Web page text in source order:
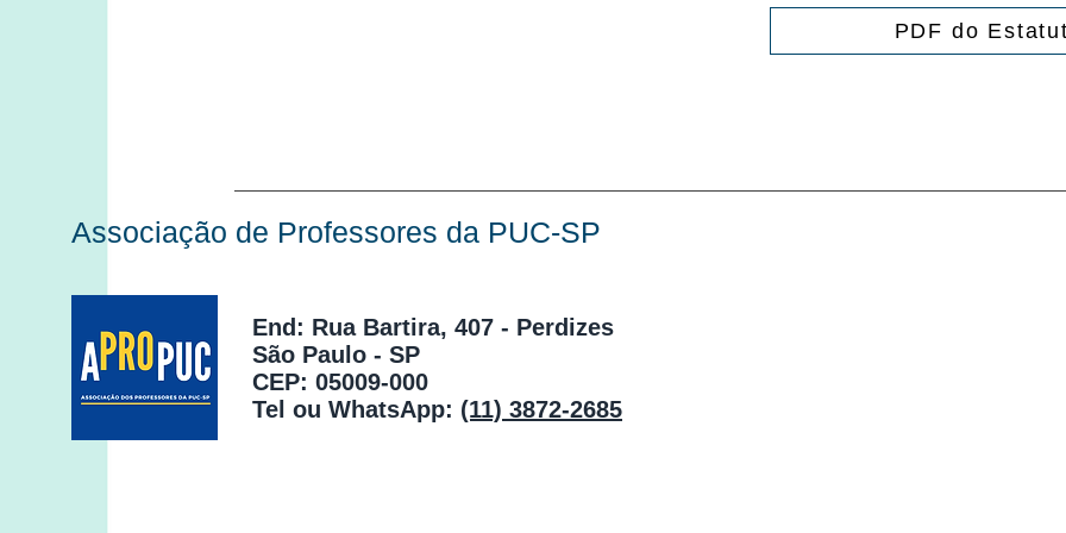
PDF do
Associação de Professores da PUC-SP
End: Rua Bartira, 407 - Perdizes
São Paulo - SP
CEP: 05009-000
Tel ou WhatsApp: (11) 3872-2685